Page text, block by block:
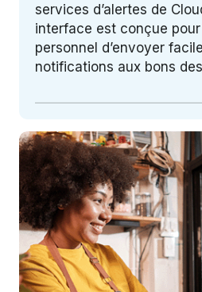
services d’alertes de
interface est conçue
personnel d’envoyer
notifications aux bons